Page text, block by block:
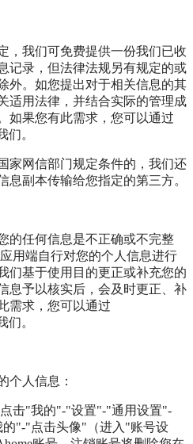
，我们可免费提供一份我们已收
记录，但法律法规另有规定的或
外。如您提出对于相关信息的其
适用法律，并结合实际的管理成
如果您有此需求，您可以通过
们。
家网信部门规定条件的，我们还
息副本传输给您指定的第三方。
的任何信息是不正确或不完整
用端自行对您的个人信息进行
们基于使用目的更正或补充您的
息予以核实后，会及时更正、补
需求，您可以通过
们。
个人信息：
点击"我的"-"设置"-"通用设置"-
"-"点击头像"（进入"账号设